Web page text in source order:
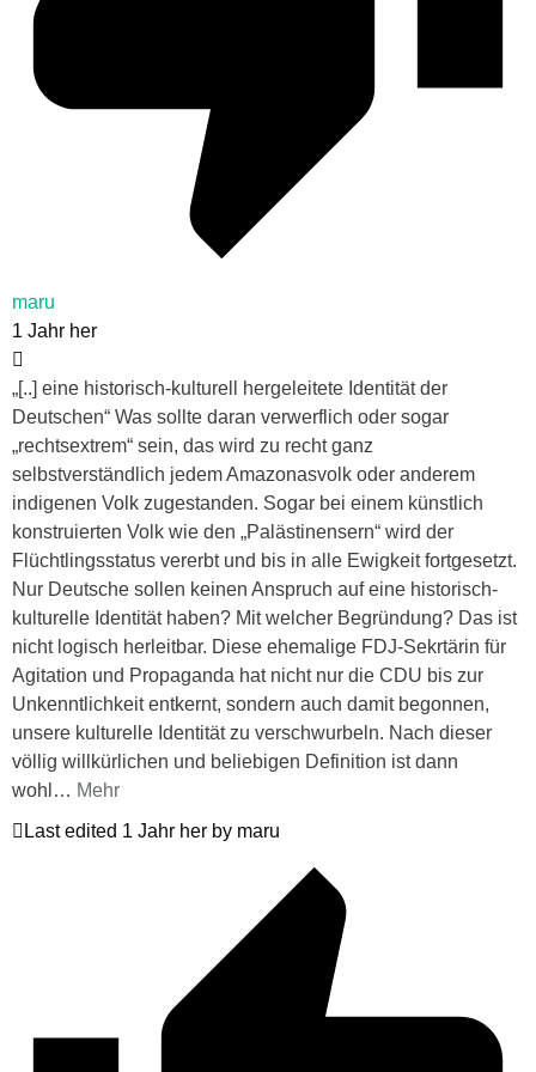
maru
1 Jahr her
„[..] eine historisch-kulturell hergeleitete Identität der
Deutschen“ Was sollte daran verwerflich oder sogar
„rechtsextrem“ sein, das wird zu recht ganz
selbstverständlich jedem Amazonasvolk oder anderem
indigenen Volk zugestanden. Sogar bei einem künstlich
konstruierten Volk wie den „Palästinensern“ wird der
Flüchtlingsstatus vererbt und bis in alle Ewigkeit fortgesetzt.
Nur Deutsche sollen keinen Anspruch auf eine historisch-
kulturelle Identität haben? Mit welcher Begründung? Das ist
nicht logisch herleitbar. Diese ehemalige FDJ-Sekrtärin für
Agitation und Propaganda hat nicht nur die CDU bis zur
Unkenntlichkeit entkernt, sondern auch damit begonnen,
unsere kulturelle Identität zu verschwurbeln. Nach dieser
völlig willkürlichen und beliebigen Definition ist dann
wohl … Mehr
Last edited 1 Jahr her by maru